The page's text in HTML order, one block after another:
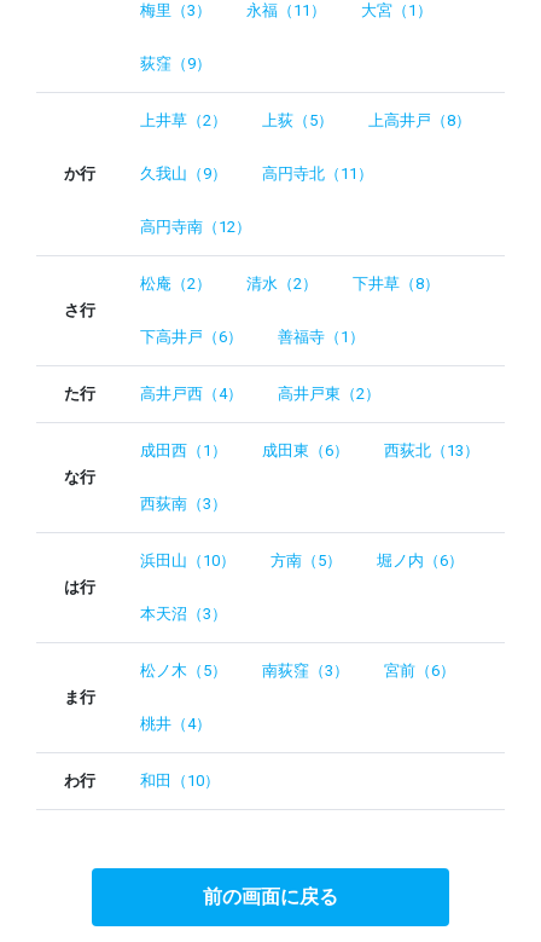
梅里（3） 永福（11） 大宮（1）
荻窪（9）
か行
上井草（2） 上荻（5） 上高井戸（8）
久我山（9） 高円寺北（11）
高円寺南（12）
さ行
松庵（2） 清水（2） 下井草（8）
下高井戸（6） 善福寺（1）
た行 高井戸西（4） 高井戸東（2）
な行
成田西（1） 成田東（6） 西荻北（13）
西荻南（3）
は行
浜田山（10） 方南（5） 堀ノ内（6）
本天沼（3）
ま行
松ノ木（5） 南荻窪（3） 宮前（6）
桃井（4）
わ行 和田（10）
前の画面に戻る